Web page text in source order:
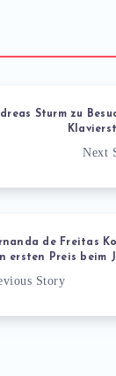
Sturm zu
Next
de Freitas
ersten Preis beim
Story